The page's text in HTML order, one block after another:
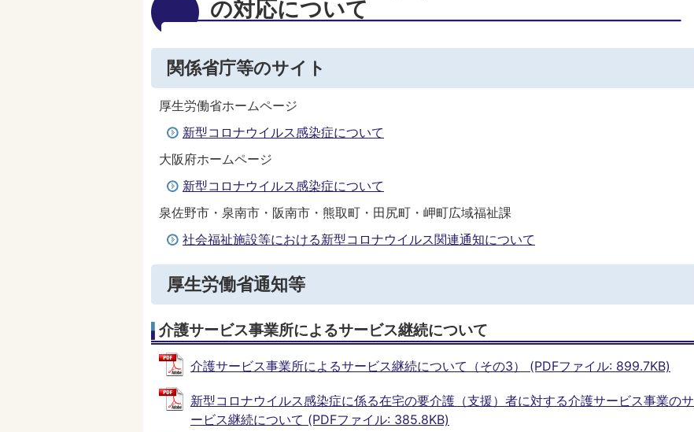
の対応について
関係省庁等のサイト
厚生労働省ホームページ
新型コロナウイルス感染症について
大阪府ホームページ
新型コロナウイルス感染症について
泉佐野市・泉南市・阪南市・熊取町・田尻町・岬町広域福祉課
社会福祉施設等における新型コロナウイルス関連通知について
厚生労働省通知等
介護サービス事業所によるサービス継続について
介護サービス事業所によるサービス継続について（その3） (PDFファイル: 899.7KB)
新型コロナウイルス感染症に係る在宅の要介護（支援）者に対する介護サービス事業のサ
ービス継続について (PDFファイル: 385.8KB)